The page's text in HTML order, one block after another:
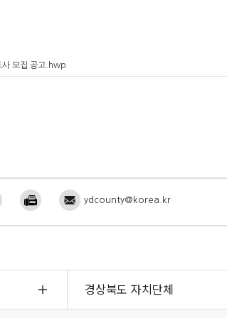
사 모집 공고.hwp
ydcounty@korea.kr
경상북도 자치단체